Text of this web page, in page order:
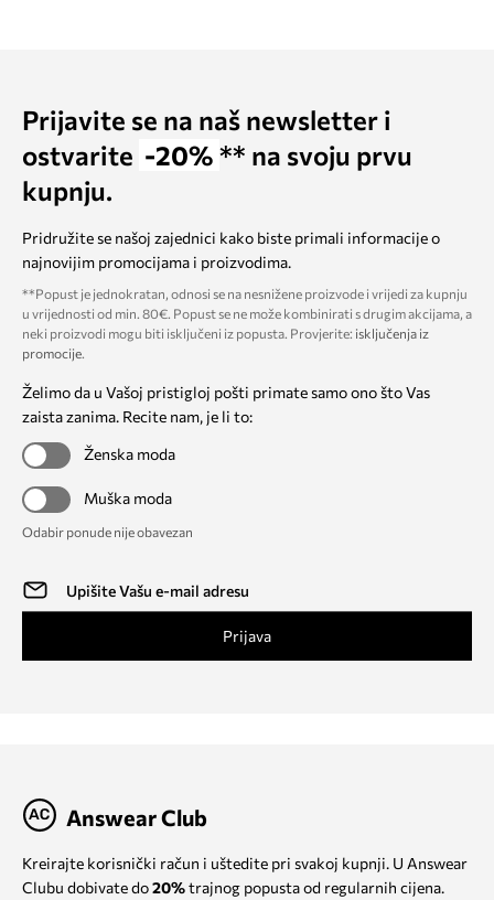
Prijavite se na naš newsletter i
ostvarite -20% ** na svoju prvu
kupnju.
Pridružite se našoj zajednici kako biste primali informacije o
najnovijim promocijama i proizvodima.
**Popust je jednokratan, odnosi se na nesnižene proizvode i vrijedi za kupnju
u vrijednosti od min. 80€. Popust se ne može kombinirati s drugim akcijama, a
neki proizvodi mogu biti isključeni iz popusta. Provjerite: isključenja iz
promocije.
Želimo da u Vašoj pristigloj pošti primate samo ono što Vas
zaista zanima. Recite nam, je li to:
Ženska moda
Muška moda
Odabir ponude nije obavezan
Prijava
Answear Club
Kreirajte korisnički račun i uštedite pri svakoj kupnji. U Answear
Clubu dobivate do20%trajnog popusta od regularnih cijena.